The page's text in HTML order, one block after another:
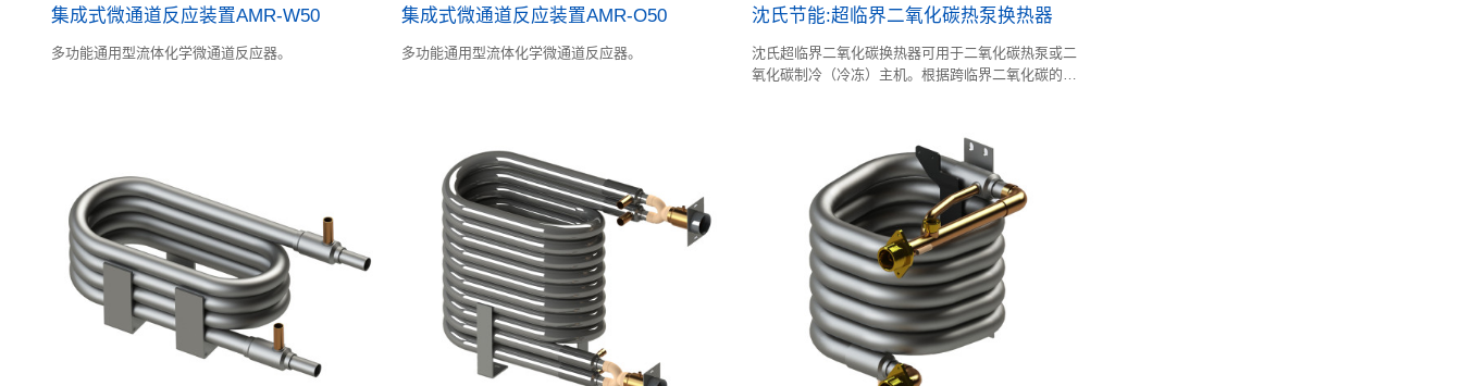
集成式微通道反应装置AMR-W50
多功能通用型流体化学微通道反应器。
集成式微通道反应装置AMR-O50
多功能通用型流体化学微通道反应器。
沈氏节能:超临界二氧化碳热泵换热器
沈氏超临界二氧化碳换热器可用于二氧化碳热泵或二
氧化碳制冷（冷冻）主机。根据跨临界二氧化碳的物